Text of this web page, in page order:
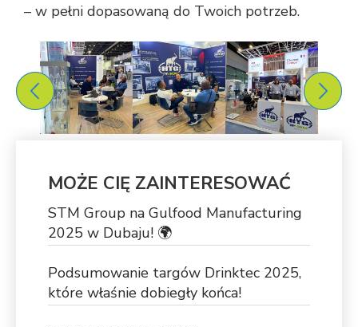
– w pełni dopasowaną do Twoich potrzeb.
MOŻE CIĘ ZAINTERESOWAĆ
STM Group na Gulfood Manufacturing
2025 w Dubaju! 🌍
Podsumowanie targów Drinktec 2025,
które właśnie dobiegły końca!